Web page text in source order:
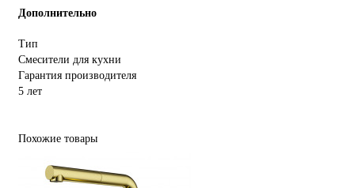
Дополнительно
Тип
Смесители для кухни
Гарантия производителя
5 лет
Похожие товары